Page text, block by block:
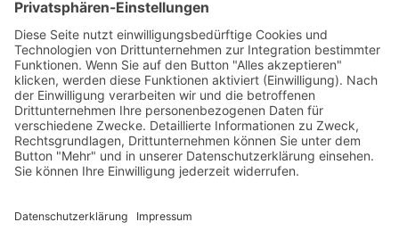
Sozialagentur Mülheim an der Ruhr
Eppinghofer Straße 50
45468 Mülheim an der Ruhr
www.muelheim-ruhr.de